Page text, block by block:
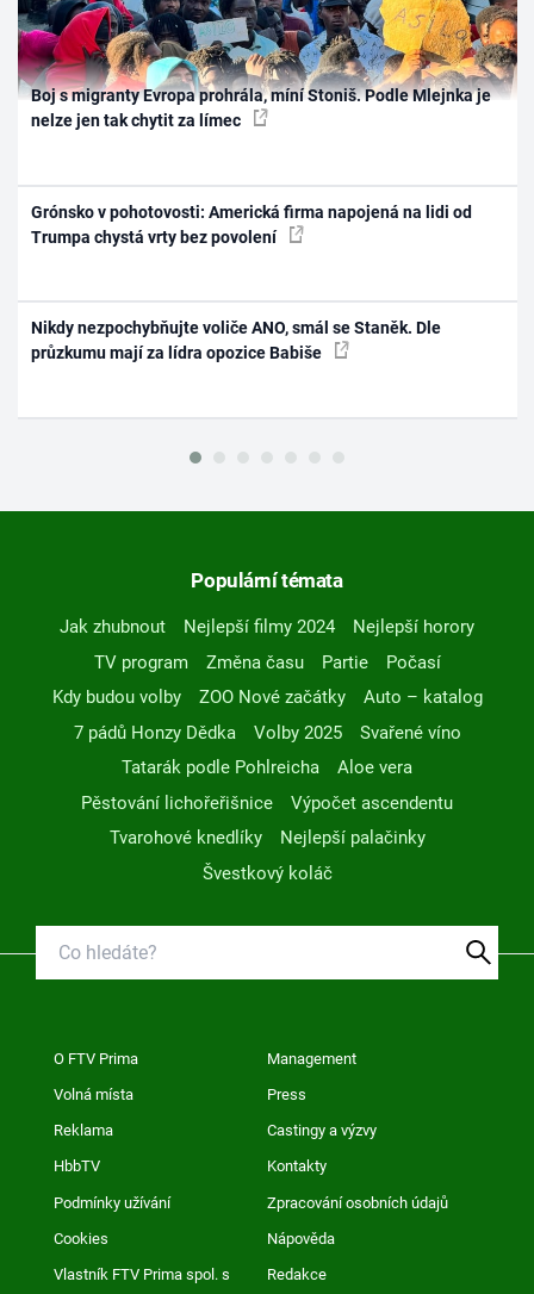
Boj s migranty Evropa prohrála, míní Stoniš. Podle Mlejnka je
nelze jen tak chytit za límec
Grónsko v pohotovosti: Americká firma napojená na lidi od
Trumpa chystá vrty bez povolení
Nikdy nezpochybňujte voliče ANO, smál se Staněk. Dle
průzkumu mají za lídra opozice Babiše
Populární témata
Jak zhubnout Nejlepší filmy 2024
Nejlepší horory
TV program
Změna času Partie
Počasí
Kdy budou volby
ZOO Nové začátky
Auto – katalog
7 pádů Honzy Dědka
Volby 2025
Svařené víno
Tatarák podle Pohlreicha
Aloe vera
Pěstování lichořeřišnice
Výpočet ascendentu
Tvarohové knedlíky
Nejlepší palačinky
Švestkový koláč
O FTV Prima Management
Volná místa Press
Reklama Castingy a výzvy
HbbTV Kontakty
Podmínky užívání Zpracování osobních údajů
Cookies Nápověda
Vlastník FTV Prima spol. s
Redakce